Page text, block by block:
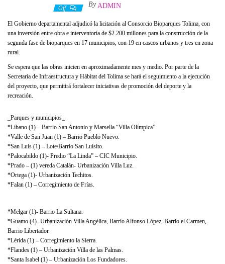
Off By ADMIN
El Gobierno departamental adjudicó la licitación al Consorcio Bioparques Tolima, con
una inversión entre obra e interventoría de $2.200 millones para la construcción de la
segunda fase de bioparques en 17 municipios, con 19 en cascos urbanos y tres en zona
rural.
Se espera que las obras inicien en aproximadamente mes y medio. Por parte de la
Secretaría de Infraestructura y Hábitat del Tolima se hará el seguimiento a la ejecución
del proyecto, que permitirá fortalecer iniciativas de promoción del deporte y la
recreación.
_Parques y municipios_
*Líbano (1) – Barrio San Antonio y Marsella “Villa Olímpica”.
*Valle de San Juan (1) – Barrio Pueblo Nuevo.
*San Luis (1) – Lote/Barrio San Luisito.
*Palocabildo (1)- Predio “La Linda” – CIC Municipio.
*Prado – (1) vereda Catalán- Urbanización Villa Luz.
*Ortega (1)- Urbanización Techitos.
*Falan (1) – Corregimiento de Frías.
*Melgar (1)- Barrio La Sultana.
*Guamo (4)- Urbanización Villa Angélica, Barrio Alfonso López, Barrio el Carmen,
Barrio Libertador.
*Lérida (1) – Corregimiento la Sierra.
*Flandes (1) – Urbanización Villa de las Palmas.
*Santa Isabel (1) – Urbanización Los Fundadores.